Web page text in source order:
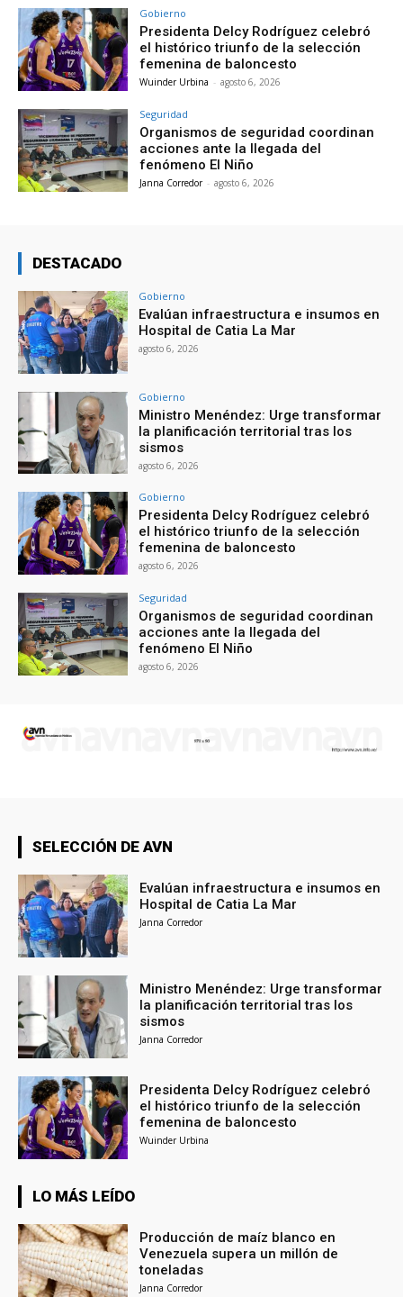
Gobierno
Presidenta Delcy Rodríguez celebró
el histórico triunfo de la selección
femenina de baloncesto
Wuinder Urbina - agosto 6, 2026
Seguridad
Organismos de seguridad coordinan
acciones ante la llegada del
fenómeno El Niño
Janna Corredor - agosto 6, 2026
DESTACADO
Gobierno
Evalúan infraestructura e insumos en
Hospital de Catia La Mar
agosto 6, 2026
Gobierno
Ministro Menéndez: Urge transformar
la planificación territorial tras los
sismos
agosto 6, 2026
Gobierno
Presidenta Delcy Rodríguez celebró
el histórico triunfo de la selección
femenina de baloncesto
agosto 6, 2026
Seguridad
Organismos de seguridad coordinan
acciones ante la llegada del
fenómeno El Niño
agosto 6, 2026
SELECCIÓN DE AVN
Evalúan infraestructura e insumos en
Hospital de Catia La Mar
Janna Corredor
Ministro Menéndez: Urge transformar
la planificación territorial tras los
sismos
Janna Corredor
Presidenta Delcy Rodríguez celebró
el histórico triunfo de la selección
femenina de baloncesto
Wuinder Urbina
LO MÁS LEÍDO
Producción de maíz blanco en
Venezuela supera un millón de
toneladas
Janna Corredor